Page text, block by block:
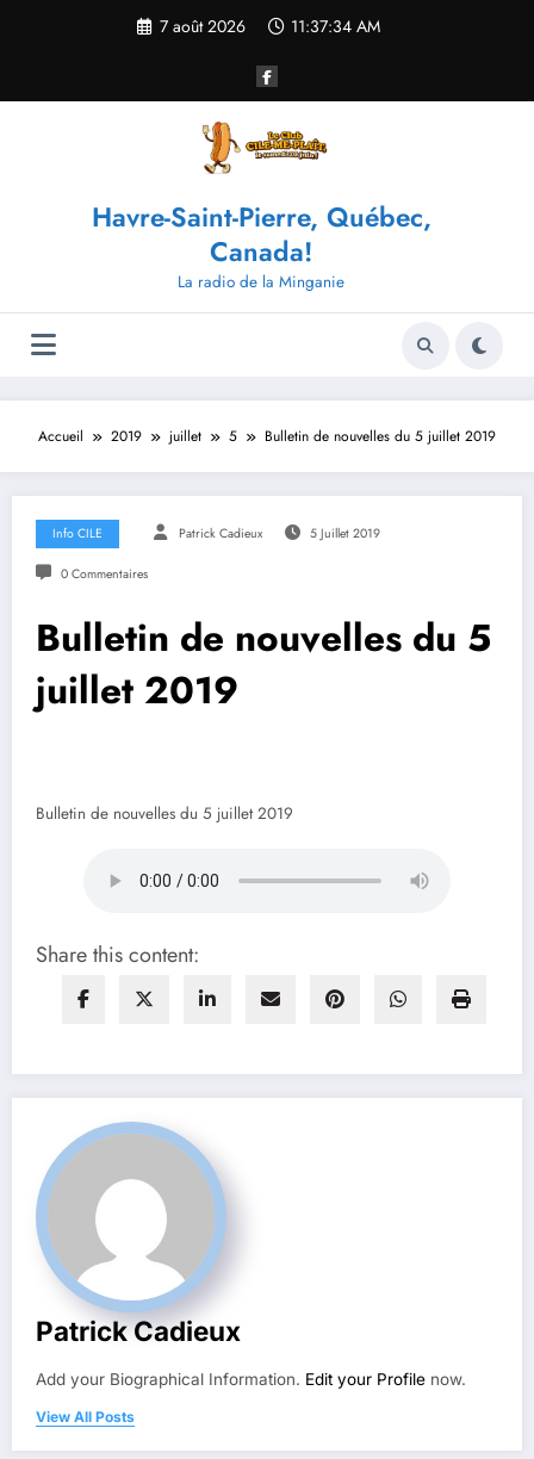
7 août 2026 11:37:34 AM
Havre-Saint-Pierre, Québec,
Canada!
La radio de la Minganie
Accueil 2019 juillet 5 Bulletin de nouvelles du 5 juillet 2019
Info CILE Patrick Cadieux 5 Juillet 2019
0 Commentaires
Bulletin de nouvelles du 5
juillet 2019
Bulletin de nouvelles du 5 juillet 2019
Share this content:
Patrick Cadieux
Add your Biographical Information. Edit your Profile now.
View All Posts